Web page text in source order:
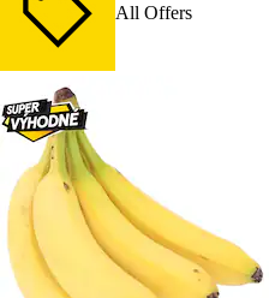
All Offers